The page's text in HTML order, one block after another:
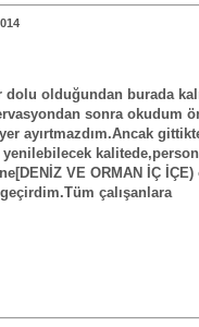
dolu olduğundan burada
sonra okudum
ayırtmazdım.Ancak
VE ORMAN İÇ
çalışanlara